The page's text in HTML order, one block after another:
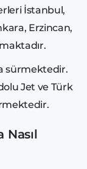
İstanbul,
Erzincan,
sürmektedir.
Jet ve Türk
Nasıl